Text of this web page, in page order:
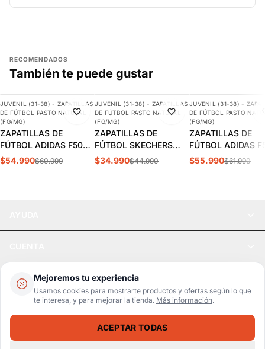
Mejoremos tu experiencia
Usamos cookies para mostrarte productos y ofertas según lo que
te interesa, y para mejorar la tienda. Más información.
ACEPTAR TODAS
RECOMENDADOS
También te puede gustar
-10%
AGREGAR
JUVENIL (31-38) - ZAPATILLAS
DE FÚTBOL PASTO NATURAL
(FG/MG)
ZAPATILLAS DE
FÚTBOL ADIDAS F50
CLUB FG/MG JUVENIL |
$54.990$60.990
-22%
AGREGAR
JUVENIL (31-38) - ZAPATILLAS
DE FÚTBOL PASTO NATURAL
(FG/MG)
ZAPATILLAS DE
FÚTBOL SKECHERS
RAZOR 1.5 JUVENIL |
$34.990$44.990
-10%
JUVENIL (31-38) -
DE FÚTBOL PASTO
(FG/MG)
ZAPATILLAS DE
FÚTBOL ADIDAS
MESSI CLUB FG/
$55.990$61.990
ZAPATILLAS DE FÚTBOL ADIDAS CRAZYFAST.4 INFANTIL/JUVENIL | IE1587
LEGAL
Pago seguro SSL / Datos protegidos
Realsport © 2026